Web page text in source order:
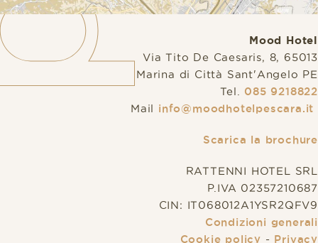
Mood Hotel
Via Tito De Caesaris, 8, 65013
Marina di Città Sant'Angelo PE
Tel. 085 9218822
Mail info@moodhotelpescara.it
Scarica la brochure
RATTENNI HOTEL SRL
P.IVA 02357210687
CIN: IT068012A1YSR2QFV9
Condizioni generali
Cookie policy - Privacy